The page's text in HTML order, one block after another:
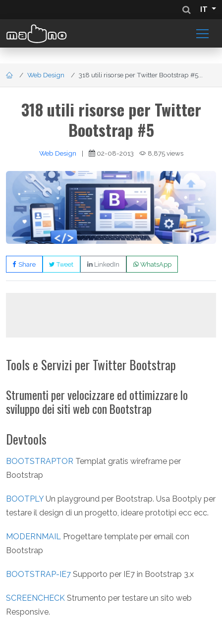
IT
Web Design 318 utili risorse per Twitter Bootstrap #5...
318 utili risorse per Twitter
Bootstrap #5
Web Design | 02-08-2013 8,875 views
Share Tweet LinkedIn WhatsApp
Tools e Servizi per Twitter Bootstrap
Strumenti per velocizzare ed ottimizzare lo
sviluppo dei siti web con Bootstrap
Devtools
BOOTSTRAPTOR Templat gratis wireframe per
Bootstrap
BOOTPLYUn playground per Bootstrap. Usa Bootply per
testare il design di un progetto, ideare prototipi ecc ecc.
MODERNMAIL Progettare template per email con
Bootstrap
BOOTSTRAP-IE7 Supporto per IE7 in Bootstrap 3.x
SCREENCHECK Strumento per testare un sito web
Responsive.